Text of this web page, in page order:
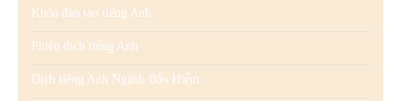
Khóa đào tạo tiếng Anh
Phiên dịch tiếng Anh
Dịch tiếng Anh Ngành Bảo Hiểm